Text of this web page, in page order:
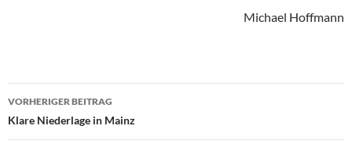
Michael Hoffmann
Beitragsnavigation
VORHERIGER BEITRAG
Klare Niederlage in Mainz